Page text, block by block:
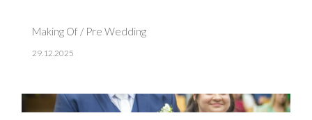
Making Of / Pre Wedding
29.12.2025